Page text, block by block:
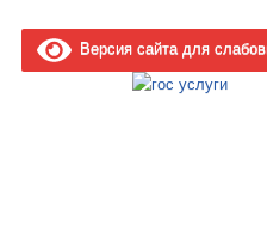
Версия сайта для